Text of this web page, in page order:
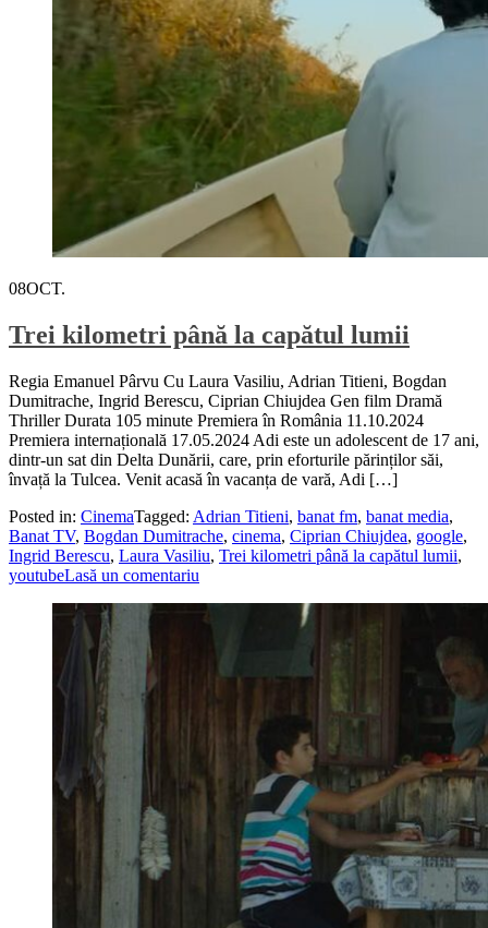
08OCT.
Trei kilometri până la capătul lumii
Regia Emanuel Pârvu Cu Laura Vasiliu, Adrian Titieni, Bogdan
Dumitrache, Ingrid Berescu, Ciprian Chiujdea Gen film Dramă
Thriller Durata 105 minute Premiera în România 11.10.2024
Premiera internațională 17.05.2024 Adi este un adolescent de 17 ani,
dintr-un sat din Delta Dunării, care, prin eforturile părinților săi,
învață la Tulcea. Venit acasă în vacanța de vară, Adi […]
Posted in: CinemaTagged: Adrian Titieni, banat fm, banat media,
Banat TV, Bogdan Dumitrache, cinema, Ciprian Chiujdea, google,
Ingrid Berescu, Laura Vasiliu, Trei kilometri până la capătul lumii,
youtubeLasă un comentariu